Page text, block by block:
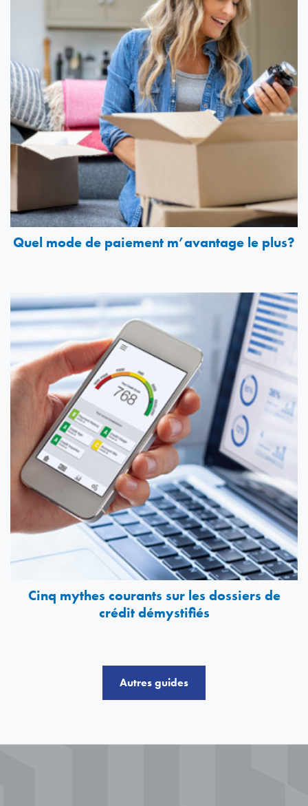
Quel mode de paiement m’avantage le plus?
Cinq mythes courants sur les dossiers de
crédit démystifiés
Autres guides